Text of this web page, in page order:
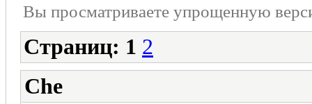
Вы просматриваете yпpощеннyю
Страниц: 1 2
Che